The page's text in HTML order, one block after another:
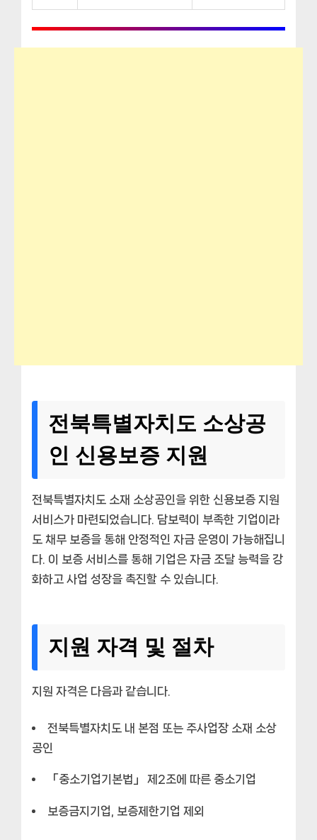
전북특별자치도 소상공
인 신용보증 지원
전북특별자치도 소재 소상공인을 위한 신용보증 지원
서비스가 마련되었습니다. 담보력이 부족한 기업이라
도 채무 보증을 통해 안정적인 자금 운영이 가능해집니
다. 이 보증 서비스를 통해 기업은 자금 조달 능력을 강
화하고 사업 성장을 촉진할 수 있습니다.
지원 자격 및 절차
지원 자격은 다음과 같습니다.
전북특별자치도 내 본점 또는 주사업장 소재 소상
공인
「중소기업기본법」 제2조에 따른 중소기업
보증금지기업, 보증제한기업 제외